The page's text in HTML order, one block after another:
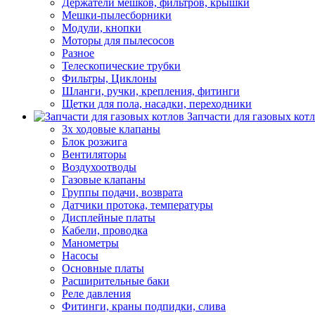
Держатели мешков, фильтров, крышки
Мешки-пылесборники
Модули, кнопки
Моторы для пылесосов
Разное
Телескопические трубки
Фильтры, Циклоны
Шланги, ручки, крепления, фитинги
Щетки для пола, насадки, переходники
Запчасти для газовых
3х ходовые клапаны
Блок розжига
Вентиляторы
Воздухоотводы
Газовые клапаны
Группы подачи, возврата
Датчики протока, температуры
Дисплейные платы
Кабели, проводка
Манометры
Насосы
Основные платы
Расширительные баки
Реле давления
Фитинги, краны подпидки, слива